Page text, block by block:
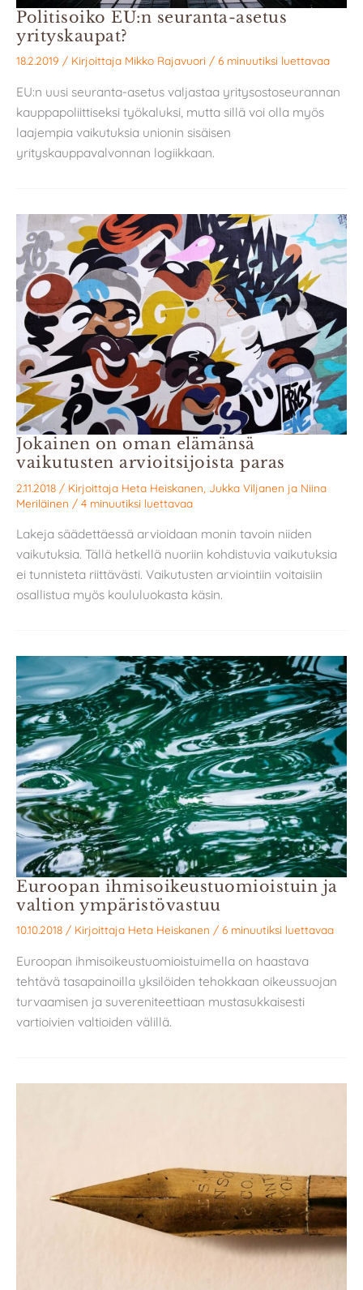
Politisoiko EU:n seuranta-asetus
yrityskaupat?
18.2.2019 / Kirjoittaja Mikko Rajavuori / 6 minuutiksi luettavaa
EU:n uusi seuranta-asetus valjastaa yritysostoseurannan
kauppapoliittiseksi työkaluksi, mutta sillä voi olla myös
laajempia vaikutuksia unionin sisäisen
yrityskauppavalvonnan logiikkaan.
Jokainen on oman elämänsä
vaikutusten arvioitsijoista paras
2.11.2018 / Kirjoittaja Heta Heiskanen Jukka Viljanen ja Niina
Meriläinen / 4 minuutiksi luettavaa
Lakeja säädettäessä arvioidaan monin tavoin niiden
vaikutuksia. Tällä hetkellä nuoriin kohdistuvia vaikutuksia
ei tunnisteta riittävästi. Vaikutusten arviointiin voitaisiin
osallistua myös koululuokasta käsin.
Euroopan ihmisoikeustuomioistuin ja
valtion ympäristövastuu
10.10.2018 / Kirjoittaja Heta Heiskanen / 6 minuutiksi luettavaa
Euroopan ihmisoikeustuomioistuimella on haastava
tehtävä tasapainoilla yksilöiden tehokkaan oikeussuojan
turvaamisen ja suvereniteettiaan mustasukkaisesti
vartioivien valtioiden välillä.